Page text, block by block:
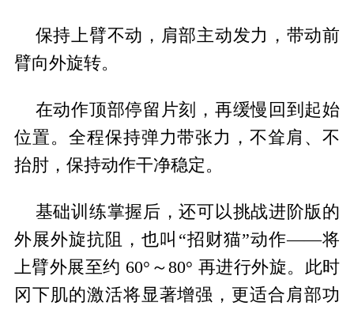
保持上臂不动，肩部主动发力，带动前
臂向外旋转。
在动作顶部停留片刻，再缓慢回到起始
位置。全程保持弹力带张力，不耸肩、不
抬肘，保持动作干净稳定。
基础训练掌握后，还可以挑战进阶版的
外展外旋抗阻，也叫“招财猫”动作——将
上臂外展至约 60°～80° 再进行外旋。此时
冈下肌的激活将显著增强，更适合肩部功